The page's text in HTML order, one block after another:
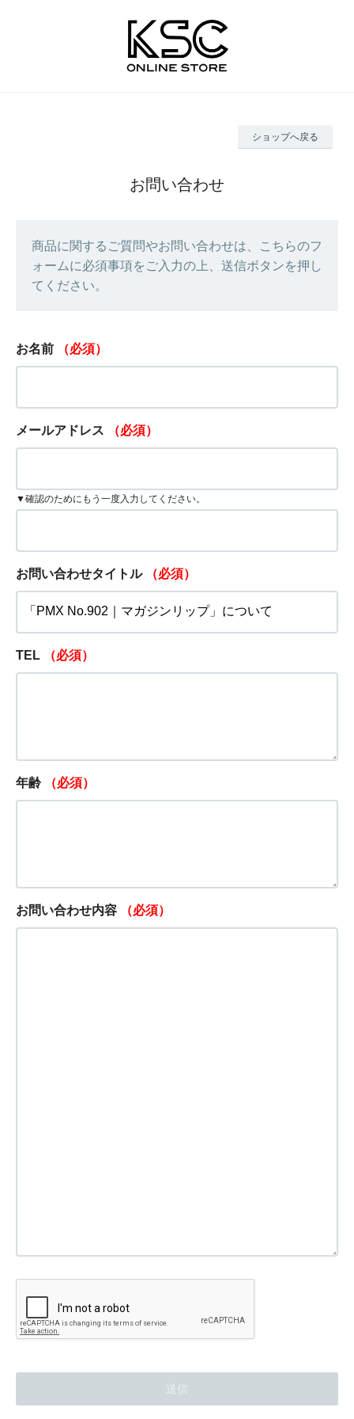
ショップへ戻る
お問い合わせ
商品に関するご質問やお問い合わせは、こちらのフ
ォームに必須事項をご入力の上、送信ボタンを押し
てください。
お名前 （必須）
メールアドレス （必須）
▼確認のためにもう一度入力してください。
お問い合わせタイトル （必須）
TEL （必須）
年齢 （必須）
お問い合わせ内容 （必須）